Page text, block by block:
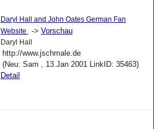
Daryl Hall and John Oates German Fan
Website
-> Vorschau
Daryl Hall
http://www.jschmale.de
(Neu: Sam , 13.Jan 2001 LinkID: 35463)
Detail